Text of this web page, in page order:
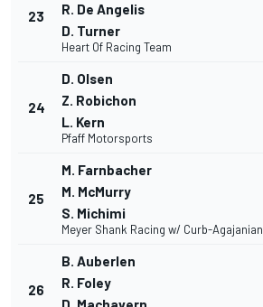
23
R. De Angelis
D. Turner
Heart Of Racing Team
24
D. Olsen
Z. Robichon
L. Kern
Pfaff Motorsports
25
M. Farnbacher
M. McMurry
S. Michimi
Meyer Shank Racing w/ Curb-Agajanian
26
B. Auberlen
R. Foley